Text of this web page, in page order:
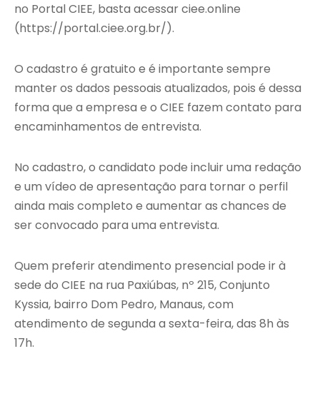
no Portal CIEE, basta acessar ciee.online
(https://portal.ciee.org.br/).
O cadastro é gratuito e é importante sempre
manter os dados pessoais atualizados, pois é dessa
forma que a empresa e o CIEE fazem contato para
encaminhamentos de entrevista.
No cadastro, o candidato pode incluir uma redação
e um vídeo de apresentação para tornar o perfil
ainda mais completo e aumentar as chances de
ser convocado para uma entrevista.
Quem preferir atendimento presencial pode ir à
sede do CIEE na rua Paxiúbas, nº 215, Conjunto
Kyssia, bairro Dom Pedro, Manaus, com
atendimento de segunda a sexta-feira, das 8h às
17h.